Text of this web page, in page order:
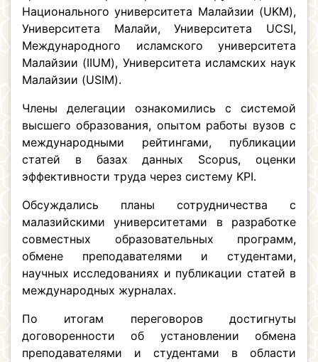
Национального университета Малайзии (UKM),
Университета Малайи, Университета UCSI,
Международного исламского университета
Малайзии (IIUM), Университета исламских наук
Малайзии (USIM).
Члены делегации ознакомились с системой
высшего образования, опытом работы вузов с
международными рейтингами, публикации
статей в базах данных Scopus, оценки
эффективности труда через систему KPI.
Обсуждались планы сотрудничества с
малазийскими университетами в разработке
совместных образовательных программ,
обмене преподавателями и студентами,
научных исследованиях и публикации статей в
международных журналах.
По итогам переговоров достигнуты
договоренности об установлении обмена
преподавателями и студентами в области